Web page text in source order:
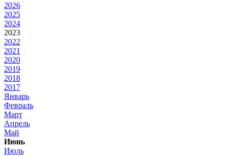
2026
2025
2024
2023
2022
2021
2020
2019
2018
2017
Январь
Февраль
Март
Апрель
Май
Июнь
Июль